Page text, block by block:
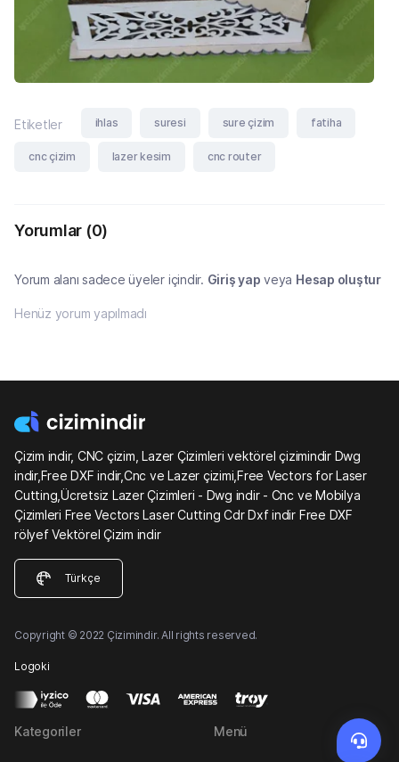
Etiketler ihlas suresi sure çizim fatiha
cnc çizim lazer kesim cnc router
Yorumlar (0)
Yorum alanı sadece üyeler içindir. Giriş yap veya Hesap oluştur
Henüz yorum yapılmadı
Çizim indir, CNC çizim, Lazer Çizimleri vektörel çizimindir Dwg
indir,Free DXF indir,Cnc ve Lazer çizimi,Free Vectors for Laser
Cutting,Ücretsiz Lazer Çizimleri - Dwg indir - Cnc ve Mobilya
Çizimleri Free Vectors Laser Cutting Cdr Dxf indir Free DXF
rölyef Vektörel Çizim indir
Türkçe
Copyright © 2022 Çizimindir. All rights reserved.
Logoki
Kategoriler Menü